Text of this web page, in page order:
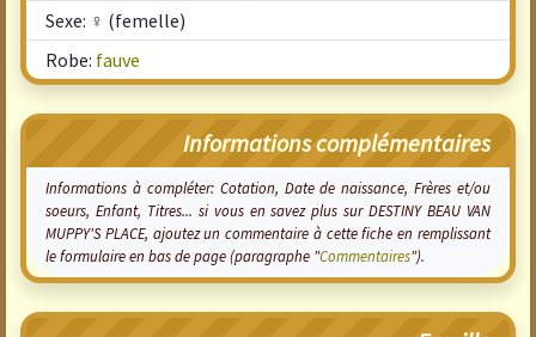
Sexe: ♀ (femelle)
Robe: fauve
Informations complémentaires
Informations à compléter: Cotation, Date de naissance, Frères et/ou
soeurs, Enfant, Titres... si vous en savez plus sur DESTINY BEAU VAN
MUPPY'S PLACE, ajoutez un commentaire à cette fiche en remplissant
le formulaire en bas de page (paragraphe "Commentaires").